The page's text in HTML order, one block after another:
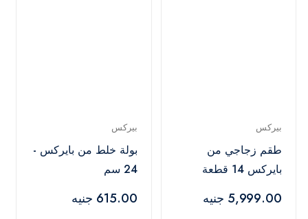
بيركس
طقم زجاجي من
بايركس 14 قطعة
5,999.00 جنيه
بيركس
بولة خلط من بايركس -
24 سم
615.00 جنيه